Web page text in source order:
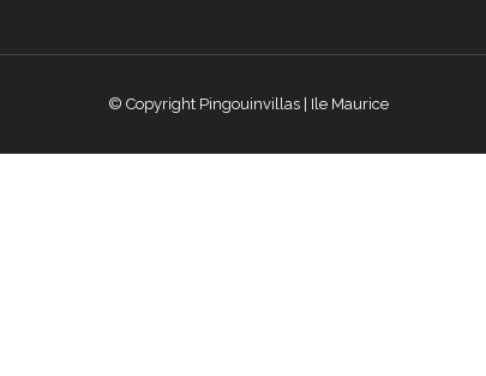
© Copyright Pingouinvillas | Ile Maurice